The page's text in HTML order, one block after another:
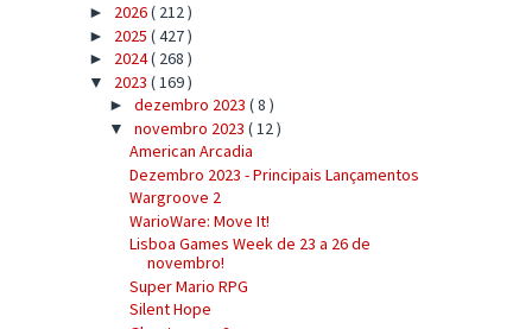
► 2026( 212 )
► 2025 ( 427 )
► 2024( 268 )
▼ 2023 ( 169 )
► dezembro 2023 ( 8 )
▼ novembro 2023 ( 12 )
American Arcadia
Dezembro 2023 - Principais Lançamentos
Wargroove 2
WarioWare: Move It!
Lisboa Games Week de 23 a 26 de
novembro!
Super Mario RPG
Silent Hope